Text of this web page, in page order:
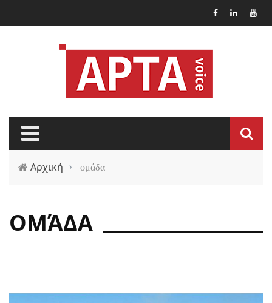
Αρχική › ομάδα
ΟΜΆΔΑ